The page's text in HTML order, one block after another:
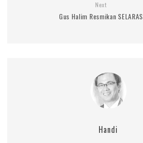
Next
Gus Halim Resmikan SELARAS
Handi